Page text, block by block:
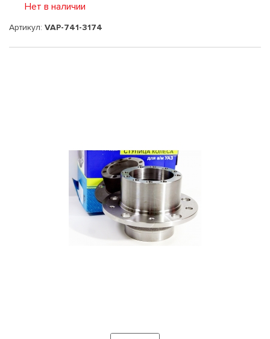
Нет в наличии
Артикул: VAP-741-3174